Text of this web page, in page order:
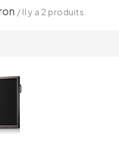
/ Il y a 2 produits.